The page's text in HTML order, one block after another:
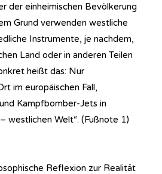
der einheimischen Bevölkerung
Grund verwenden westliche
Instrumente, je nachdem,
Land oder in anderen Teilen
heißt das: Nur
im europäischen Fall,
Kampfbomber-Jets in
westlichen Welt“. (Fußnote 1)
Reflexion zur Realität